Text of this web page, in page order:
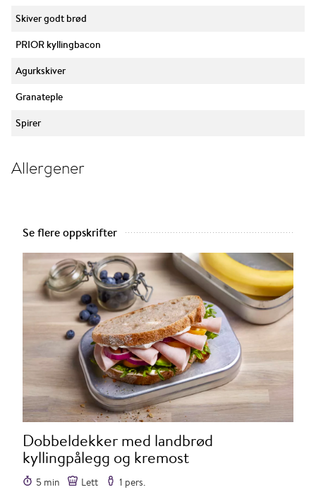
Skiver godt brød
PRIOR kyllingbacon
Agurkskiver
Granateple
Spirer
Allergener
Se flere oppskrifter
Dobbeldekker med landbrød
kyllingpålegg og kremost
5 min Lett 1 pers.